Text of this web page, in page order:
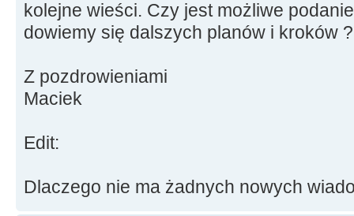
kolejne wieści. Czy jest możliwe
dowiemy się dalszych planów i kroków
Z pozdrowieniami
Maciek
Edit:
Dlaczego nie ma żadnych nowych